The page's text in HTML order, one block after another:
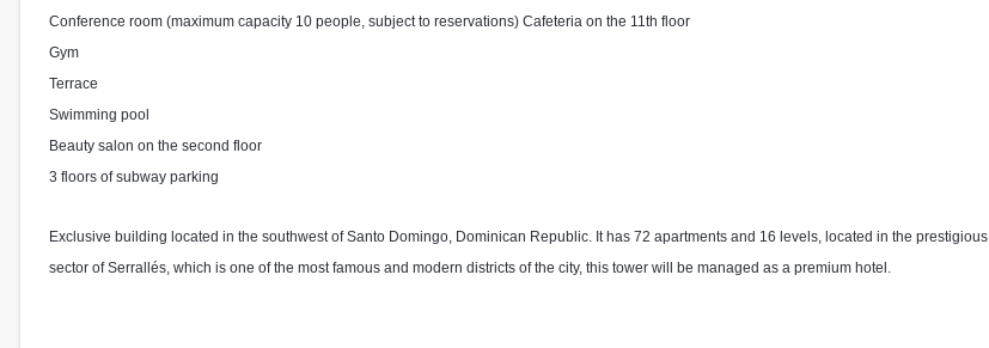
Conference room (maximum capacity 10 people, subject to reservations) Cafeteria on the 11th floor
Gym
Terrace
Swimming pool
Beauty salon on the second floor
3 floors of subway parking
Exclusive building located in the southwest of Santo Domingo, Dominican Republic. It has 72 apartments and 16 levels, located in the prestigious
sector of Serrallés, which is one of the most famous and modern districts of the city, this tower will be managed as a premium hotel.